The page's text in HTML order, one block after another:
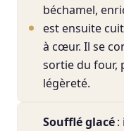
béchamel,
est ensuite
à cœur. Il se
sortie du four,
légèreté.
Soufflé glacé: